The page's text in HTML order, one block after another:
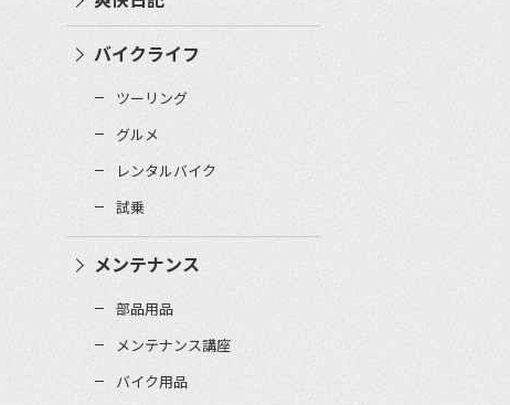
バイクライフ
ツーリング
グルメ
レンタルバイク
試乗
メンテナンス
部品用品
メンテナンス講座
バイク用品